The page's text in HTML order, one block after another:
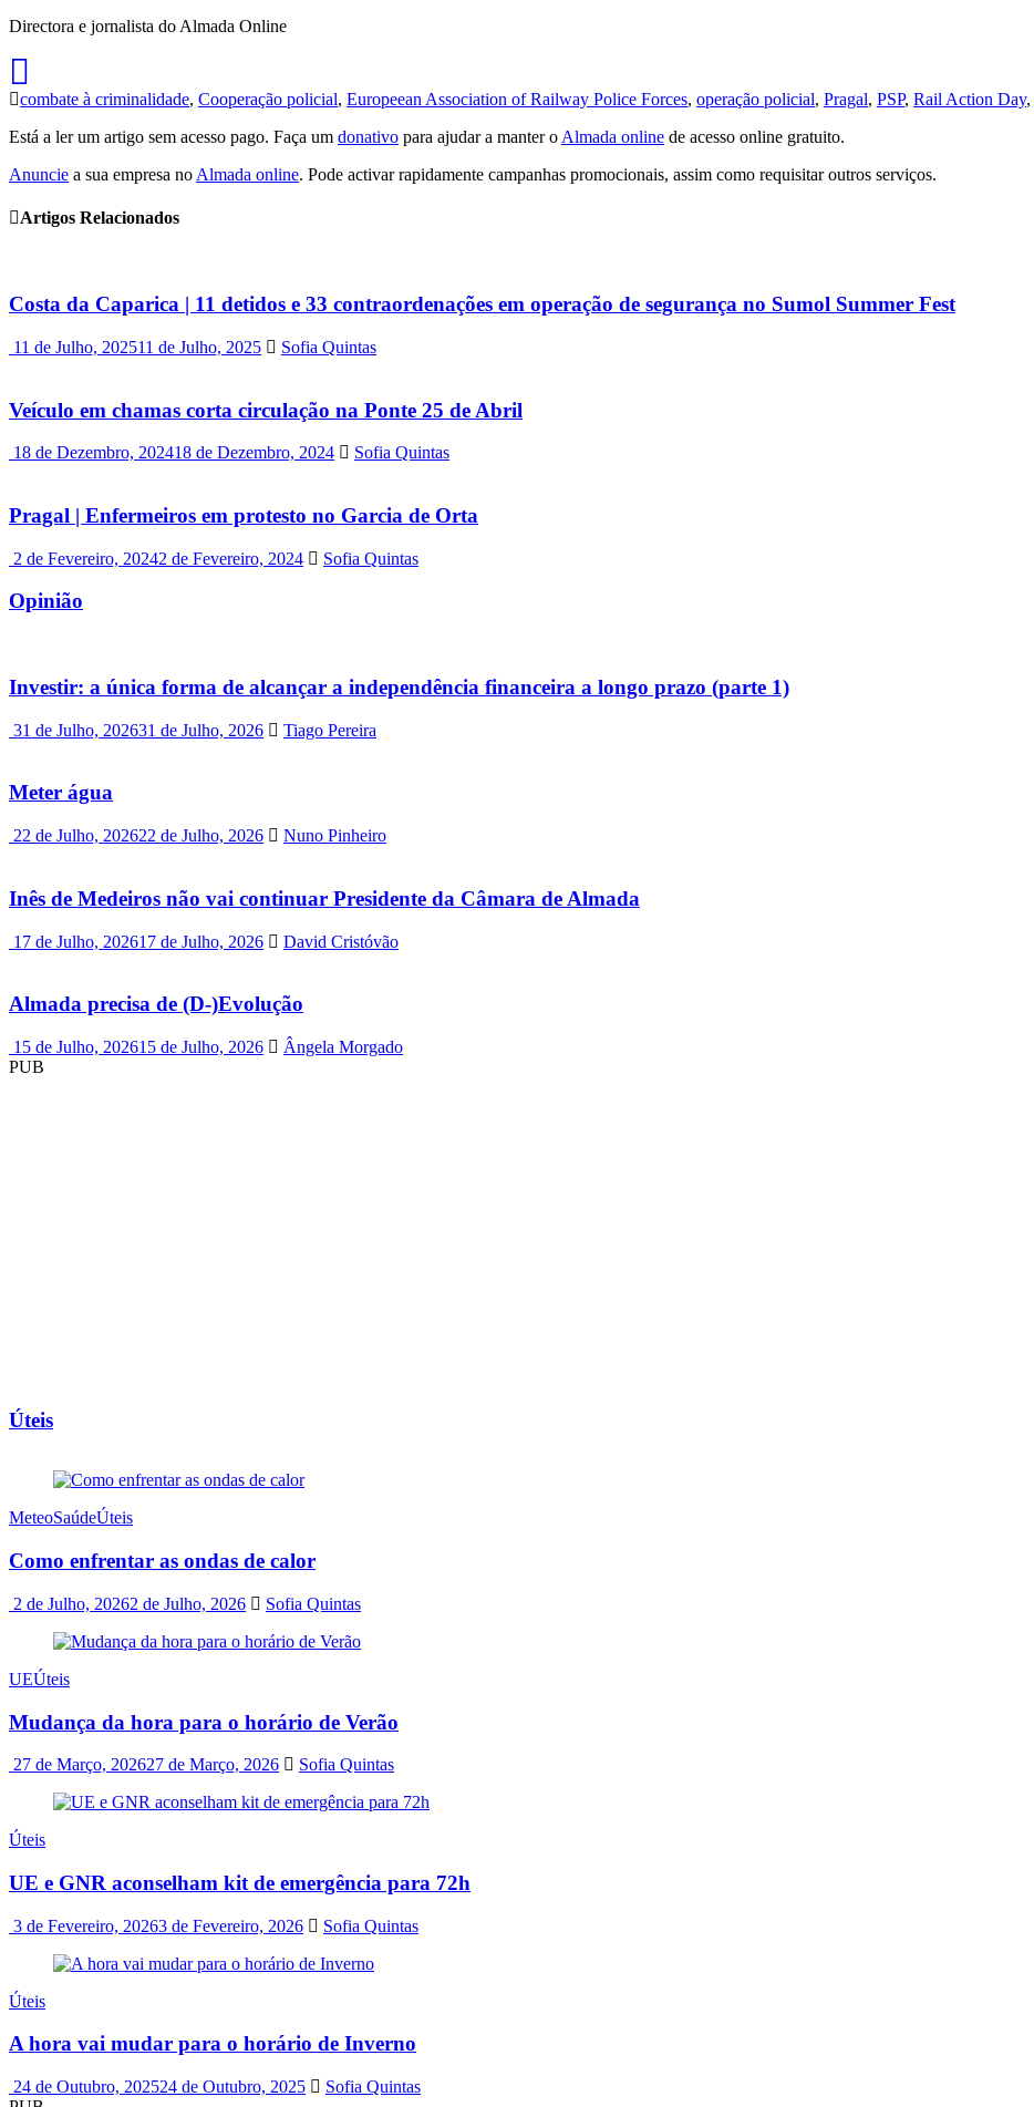
Directora e jornalista do Almada Online
combate à criminalidade, Cooperação policial, Europeean Association of Railway Police Forces, operação policial, Pragal, PSP, Rail Action Day,
Está a ler um artigo sem acesso pago. Faça um donativo para ajudar a manter o Almada online de acesso online gratuito.
Anuncie a sua empresa no Almada online. Pode activar rapidamente campanhas promocionais, assim como requisitar outros serviços.
Artigos Relacionados
Costa da Caparica | 11 detidos e 33 contraordenações em operação de segurança no Sumol Summer Fest
11 de Julho, 202511 de Julho, 2025 Sofia Quintas
Veículo em chamas corta circulação na Ponte 25 de Abril
18 de Dezembro, 202418 de Dezembro, 2024 Sofia Quintas
Pragal | Enfermeiros em protesto no Garcia de Orta
2 de Fevereiro, 20242 de Fevereiro, 2024 Sofia Quintas
Opinião
Investir: a única forma de alcançar a independência financeira a longo prazo (parte 1)
31 de Julho, 202631 de Julho, 2026 Tiago Pereira
Meter água
22 de Julho, 202622 de Julho, 2026 Nuno Pinheiro
Inês de Medeiros não vai continuar Presidente da Câmara de Almada
17 de Julho, 202617 de Julho, 2026 David Cristóvão
Almada precisa de (D-)Evolução
15 de Julho, 202615 de Julho, 2026
Ângela Morgado
PUB
Úteis
MeteoSaúdeÚteis
Como enfrentar as ondas de calor
2 de Julho, 20262 de Julho, 2026 Sofia Quintas
UEÚteis
Mudança da hora para o horário de Verão
27 de Março, 202627 de Março, 2026 Sofia Quintas
Úteis
UE e GNR aconselham kit de emergência para 72h
3 de Fevereiro, 20263 de Fevereiro, 2026 Sofia Quintas
Úteis
A hora vai mudar para o horário de Inverno
24 de Outubro, 202524 de Outubro, 2025
Sofia Quintas